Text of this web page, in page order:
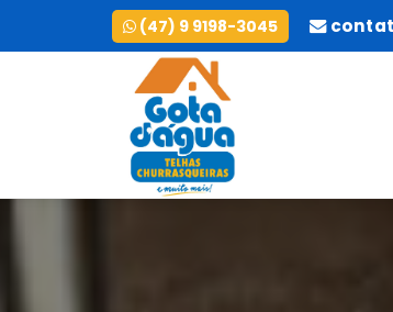
(47) 9 9198-3045